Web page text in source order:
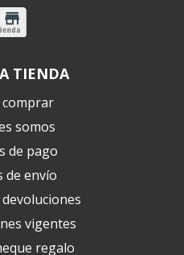
TIENDA
comprar
somos
de pago
de envío
vigentes
regalo